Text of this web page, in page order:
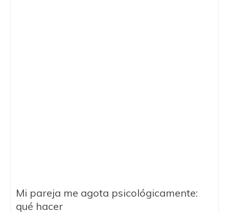
Mi pareja me agota psicológicamente:
qué hacer